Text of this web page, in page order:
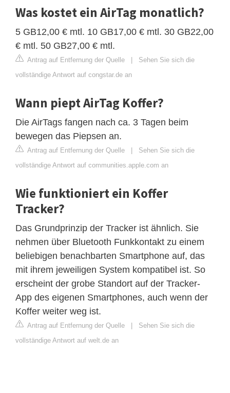
Was kostet ein AirTag monatlich?
5 GB12,00 € mtl. 10 GB17,00 € mtl. 30 GB22,00
€ mtl. 50 GB27,00 € mtl.
Antrag auf Entfernung der Quelle | Sehen Sie sich die
vollständige Antwort auf congstar.de an
Wann piept AirTag Koffer?
Die AirTags fangen nach ca. 3 Tagen beim
bewegen das Piepsen an.
Antrag auf Entfernung der Quelle | Sehen Sie sich die
vollständige Antwort auf communities.apple.com an
Wie funktioniert ein Koffer
Tracker?
Das Grundprinzip der Tracker ist ähnlich. Sie
nehmen über Bluetooth Funkkontakt zu einem
beliebigen benachbarten Smartphone auf, das
mit ihrem jeweiligen System kompatibel ist. So
erscheint der grobe Standort auf der Tracker-
App des eigenen Smartphones, auch wenn der
Koffer weiter weg ist.
Antrag auf Entfernung der Quelle | Sehen Sie sich die
vollständige Antwort auf welt.de an